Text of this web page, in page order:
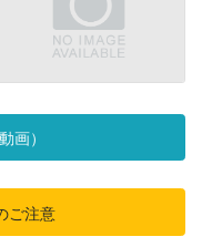
画）
ご注意